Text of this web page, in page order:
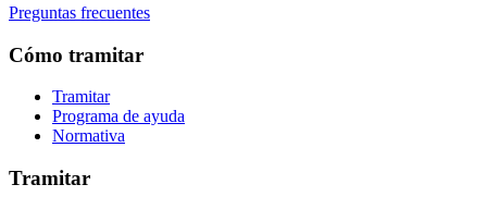
Preguntas frecuentes
Cómo tramitar
Tramitar
Programa de ayuda
Normativa
Tramitar